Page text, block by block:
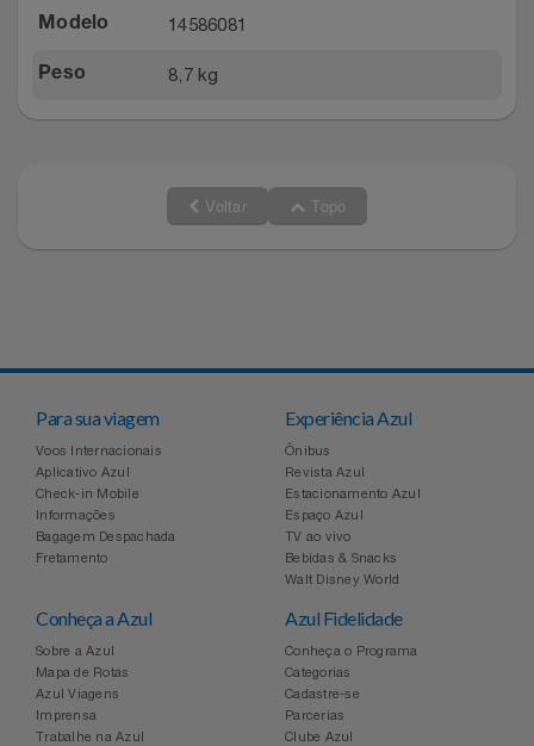
Modelo 14586081
Peso 8,7 kg
Voltar Topo
Para sua viagem
Voos Internacionais
Aplicativo Azul
Check-in Mobile
Informações
Bagagem Despachada
Fretamento
Experiência Azul
Ônibus
Revista Azul
Estacionamento Azul
Espaço Azul
TV ao vivo
Bebidas & Snacks
Walt Disney World
Conheça a Azul
Sobre a Azul
Mapa de Rotas
Azul Viagens
Imprensa
Trabalhe na Azul
Azul Fidelidade
Conheça o Programa
Categorias
Cadastre-se
Parcerias
Clube Azul